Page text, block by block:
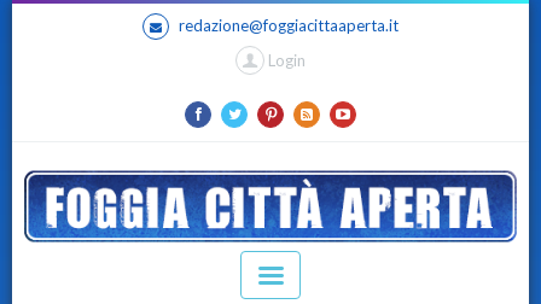
redazione@foggiacittaaperta.it
Login